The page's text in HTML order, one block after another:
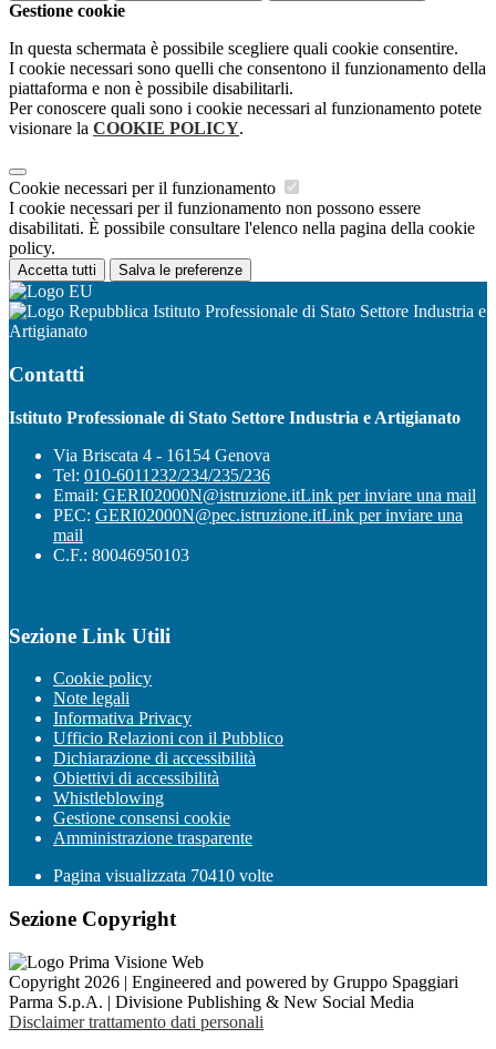
Gestione cookie
In questa schermata è possibile scegliere quali cookie consentire.
I cookie necessari sono quelli che consentono il funzionamento della
piattaforma e non è possibile disabilitarli.
Per conoscere quali sono i cookie necessari al funzionamento potete
visionare la COOKIE POLICY.
Cookie necessari per il funzionamento
I cookie necessari per il funzionamento non possono essere
disabilitati. È possibile consultare l'elenco nella pagina della cookie
policy.
Accetta tutti Salva le preferenze
Istituto Professionale di Stato Settore Industria e
Artigianato
Contatti
Istituto Professionale di Stato Settore Industria e Artigianato
Via Briscata 4 - 16154 Genova
Tel: 010-6011232/234/235/236
Email: GERI02000N@istruzione.itLink per inviare una mail
PEC: GERI02000N@pec.istruzione.itLink per inviare una
mail
C.F.: 80046950103
Sezione Link Utili
Cookie policy
Note legali
Informativa Privacy
Ufficio Relazioni con il Pubblico
Dichiarazione di accessibilità
Obiettivi di accessibilità
Whistleblowing
Gestione consensi cookie
Amministrazione trasparente
Pagina visualizzata 70410 volte
Sezione Copyright
Copyright 2026 | Engineered and powered by Gruppo Spaggiari
Parma S.p.A. | Divisione Publishing & New Social Media
Disclaimer trattamento dati personali